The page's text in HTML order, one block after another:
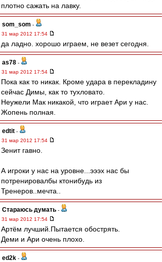
плотно сажать на лавку.
som_som -
31 мар 2012 17:54
да ладно. хорошо играем, не везет сегодня.
as78 -
31 мар 2012 17:54
Пока как то никак. Кроме удара в перекладину
сейчас Димы, как то тухловато.
Неужели Мак никакой, что играет Ари у нас.
Жопень полная.
edtit -
31 мар 2012 17:54
Зенит гавно.
А игроки у нас на уровне...эээх нас бы
потренировалбы ктонибудь из
Тренеров..мечта..
Стараюсь думать -
31 мар 2012 17:54
Артём лучший.Пытается обострять.
Деми и Ари очень плохо.
ed2k -